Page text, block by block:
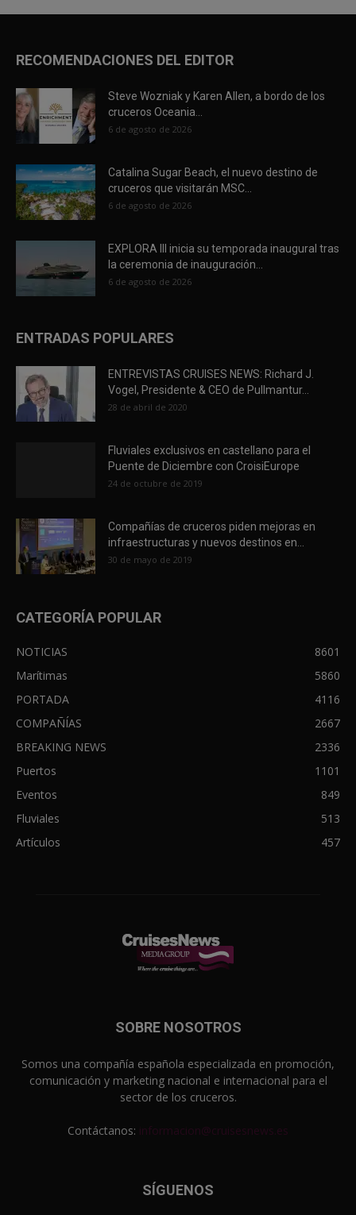
RECOMENDACIONES DEL EDITOR
Steve Wozniak y Karen Allen, a bordo de los
cruceros Oceania...
6 de agosto de 2026
Catalina Sugar Beach, el nuevo destino de
cruceros que visitarán MSC...
6 de agosto de 2026
EXPLORA III inicia su temporada inaugural tras
la ceremonia de inauguración...
6 de agosto de 2026
ENTRADAS POPULARES
ENTREVISTAS CRUISES NEWS: Richard J.
Vogel, Presidente & CEO de Pullmantur...
28 de abril de 2020
Fluviales exclusivos en castellano para el
Puente de Diciembre con CroisiEurope
24 de octubre de 2019
Compañías de cruceros piden mejoras en
infraestructuras y nuevos destinos en...
30 de mayo de 2019
CATEGORÍA POPULAR
NOTICIAS
8601
Marítimas
5860
PORTADA
4116
COMPAÑÍAS
2667
BREAKING NEWS
2336
Puertos
1101
Eventos
849
Fluviales
513
Artículos
457
SOBRE NOSOTROS
Somos una compañía española especializada en promoción,
comunicación y marketing nacional e internacional para el
sector de los cruceros.
Contáctanos: informacion@cruisesnews.es
SÍGUENOS